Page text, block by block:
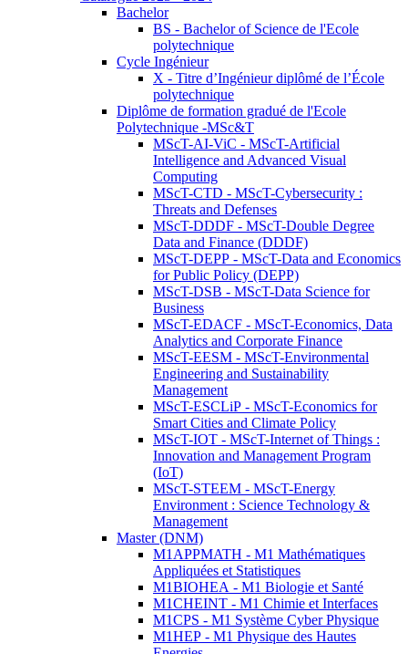
Bachelor
BS - Bachelor of Science de l'Ecole
polytechnique
Cycle Ingénieur
X - Titre d’Ingénieur diplômé de l’École
polytechnique
Diplôme de formation gradué de l'Ecole
Polytechnique -MSc&T
MScT-AI-ViC - MScT-Artificial
Intelligence and Advanced Visual
Computing
MScT-CTD - MScT-Cybersecurity :
Threats and Defenses
MScT-DDDF - MScT-Double Degree
Data and Finance (DDDF)
MScT-DEPP - MScT-Data and Economics
for Public Policy (DEPP)
MScT-DSB - MScT-Data Science for
Business
MScT-EDACF - MScT-Economics, Data
Analytics and Corporate Finance
MScT-EESM - MScT-Environmental
Engineering and Sustainability
Management
MScT-ESCLiP - MScT-Economics for
Smart Cities and Climate Policy
MScT-IOT - MScT-Internet of Things :
Innovation and Management Program
(IoT)
MScT-STEEM - MScT-Energy
Environment : Science Technology &
Management
Master (DNM)
M1APPMATH - M1 Mathématiques
Appliquées et Statistiques
M1BIOHEA - M1 Biologie et Santé
M1CHEINT - M1 Chimie et Interfaces
M1CPS - M1 Système Cyber Physique
M1HEP - M1 Physique des Hautes